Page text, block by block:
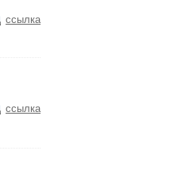
ссылка
ссылка